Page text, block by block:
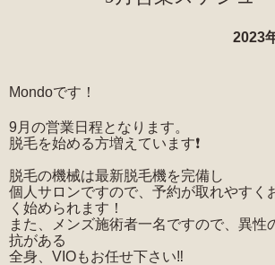
2023
Mondoです！
9月の営業日程となります。
脱毛を始める方増えています❗️
脱毛の機械は最新脱毛機を完備し
個人サロンですので、予約が取れやすく
く始められます！
また、メンズ施術者一名ですので、異性
抗がある
全身、VIOもお任せ下さい‼️